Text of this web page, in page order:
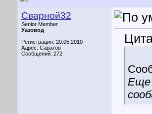
Сварной32
Senior Member
Уазовод
Регистрация: 20.05.2010
Адрес: Саратов
Сообщений: 272
Еще